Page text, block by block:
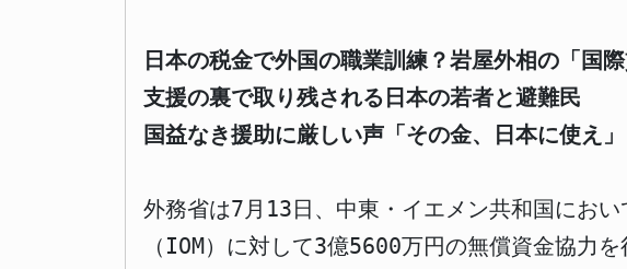
日本の税金で外国の職業訓練？岩屋外相の「国
支援の裏で取り残される日本の若者と避難民
国益なき援助に厳しい声「その金、日本に使え」
外務省は7月13日、中東・イエメン共和国にお
（IOM）に対して3億5600万円の無償資金協力